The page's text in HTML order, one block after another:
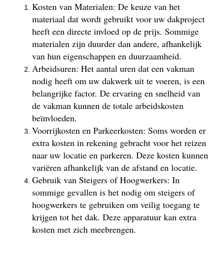
Kosten van Materialen: De keuze van het
materiaal dat wordt gebruikt voor uw dakproject
heeft een directe invloed op de prijs. Sommige
materialen zijn duurder dan andere, afhankelijk
van hun eigenschappen en duurzaamheid.
Arbeidsuren: Het aantal uren dat een vakman
nodig heeft om uw dakwerk uit te voeren, is een
belangrijke factor. De ervaring en snelheid van
de vakman kunnen de totale arbeidskosten
beïnvloeden.
Voorrijkosten en Parkeerkosten: Soms worden er
extra kosten in rekening gebracht voor het reizen
naar uw locatie en parkeren. Deze kosten kunnen
variëren afhankelijk van de afstand en locatie.
Gebruik van Steigers of Hoogwerkers: In
sommige gevallen is het nodig om steigers of
hoogwerkers te gebruiken om veilig toegang te
krijgen tot het dak. Deze apparatuur kan extra
kosten met zich meebrengen.